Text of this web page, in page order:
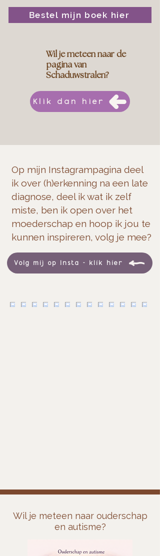
Bestel mijn boek hier
Wil je meteen naar de
pagina van
Schaduwstralen?
Klik dan hier
Op mijn Instagrampagina deel
ik over (h)erkenning na een late
diagnose, deel ik wat ik zelf
miste, ben ik open over het
moederschap en hoop ik jou te
kunnen inspireren, volg je mee?
Volg mij op Insta - klik hier
Wil je meteen naar ouderschap
en autisme?